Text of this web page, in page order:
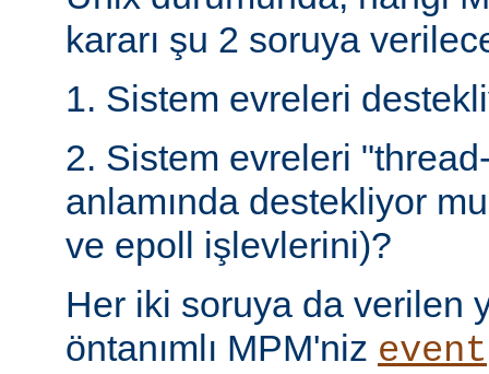
kararı şu 2 soruya
1. Sistem evreleri
2. Sistem evreleri
anlamında destekliyor
ve epoll işlevlerini)?
Her iki soruya da verilen
öntanımlı MPM'niz event